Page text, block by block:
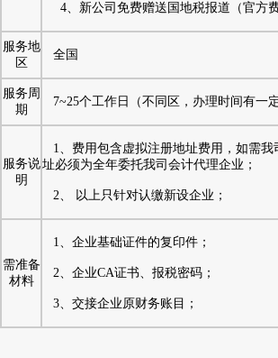
4、新公司免费赠送国地税报道（官方
服务地
区
全国
服务周
期
7~25个工作日（不同区，办理时间有一
服务说
明
1、费用包含虚拟注册地址费用，如需我
址必须为全年委托我司会计代理企业；
2、 以上只针对认缴新设企业；
需准备
材料
1、企业基础证件的复印件；
2、企业CA证书、报税密码；
3、交接企业原财务账目；